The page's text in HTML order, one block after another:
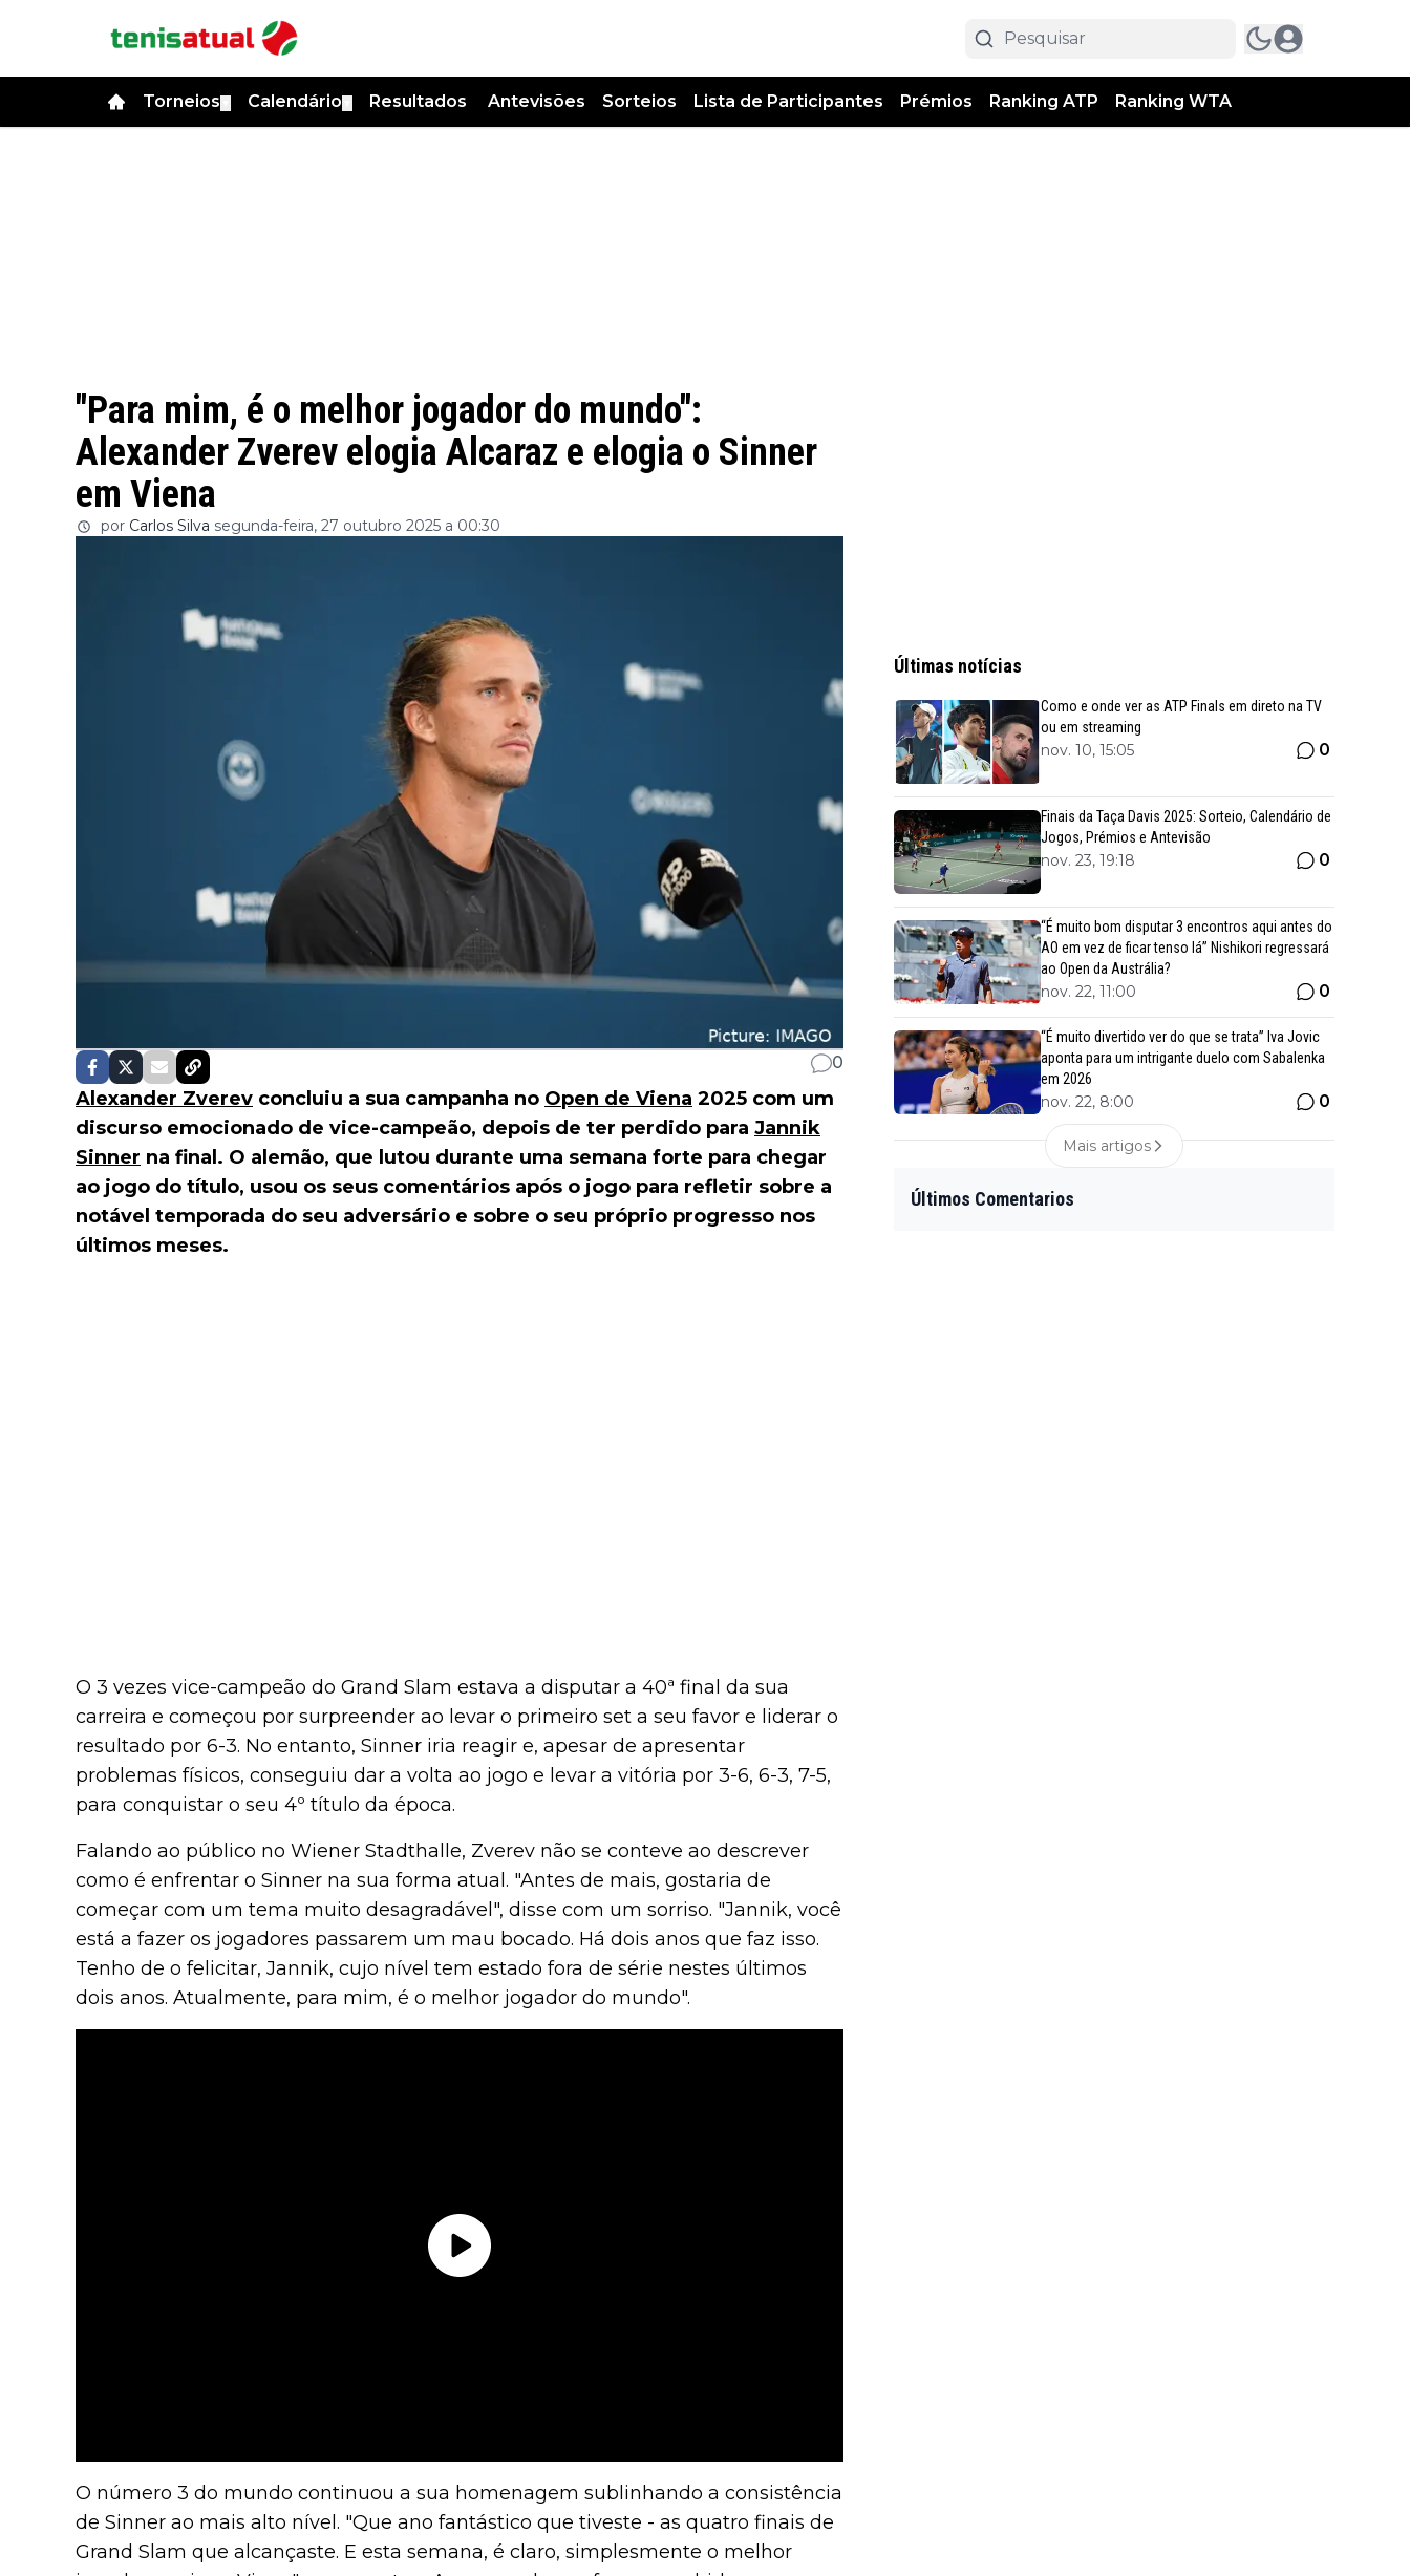
Torneios Calendário Resultados Antevisões Sorteios Lista de Participantes Prémios Ranking ATP Ranking WTA
"Para mim, é o melhor jogador do mundo":
Alexander Zverev elogia Alcaraz e elogia o Sinner
em Viena
por Carlos Silva segunda-feira, 27 outubro 2025 a 00:30
0
Alexander Zverev concluiu a sua campanha no Open de Viena 2025 com um
discurso emocionado de vice-campeão, depois de ter perdido para Jannik
Sinner na final. O alemão, que lutou durante uma semana forte para chegar
ao jogo do título, usou os seus comentários após o jogo para refletir sobre a
notável temporada do seu adversário e sobre o seu próprio progresso nos
últimos meses.
O 3 vezes vice-campeão do Grand Slam estava a disputar a 40ª final da sua
carreira e começou por surpreender ao levar o primeiro set a seu favor e liderar o
resultado por 6-3. No entanto, Sinner iria reagir e, apesar de apresentar
problemas físicos, conseguiu dar a volta ao jogo e levar a vitória por 3-6, 6-3, 7-5,
para conquistar o seu 4º título da época.
Falando ao público no Wiener Stadthalle, Zverev não se conteve ao descrever
como é enfrentar o Sinner na sua forma atual. "Antes de mais, gostaria de
começar com um tema muito desagradável", disse com um sorriso. "Jannik, você
está a fazer os jogadores passarem um mau bocado. Há dois anos que faz isso.
Tenho de o felicitar, Jannik, cujo nível tem estado fora de série nestes últimos
dois anos. Atualmente, para mim, é o melhor jogador do mundo".
O número 3 do mundo continuou a sua homenagem sublinhando a consistência
de Sinner ao mais alto nível. "Que ano fantástico que tiveste - as quatro finais de
Grand Slam que alcançaste. E esta semana, é claro, simplesmente o melhor
Últimas notícias
Como e onde ver as ATP Finals em direto na TV
ou em streaming
nov. 10, 15:05 0
Finais da Taça Davis 2025: Sorteio, Calendário de
Jogos, Prémios e Antevisão
nov. 23, 19:18 0
“É muito bom disputar 3 encontros aqui antes do
AO em vez de ficar tenso lá” Nishikori regressará
ao Open da Austrália?
nov. 22, 11:00 0
“É muito divertido ver do que se trata” Iva Jovic
aponta para um intrigante duelo com Sabalenka
em 2026
nov. 22, 8:00 0
Mais artigos
Últimos Comentarios